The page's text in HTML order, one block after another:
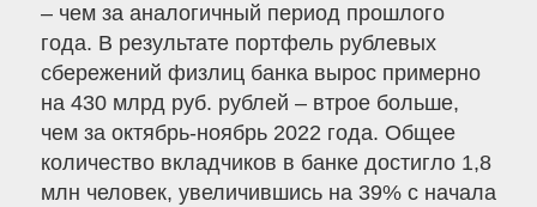
– чем за аналогичный период прошлого
года. В результате портфель рублевых
сбережений физлиц банка вырос примерно
на 430 млрд руб. рублей – втрое больше,
чем за октябрь-ноябрь 2022 года. Общее
количество вкладчиков в банке достигло 1,8
млн человек, увеличившись на 39% с начала